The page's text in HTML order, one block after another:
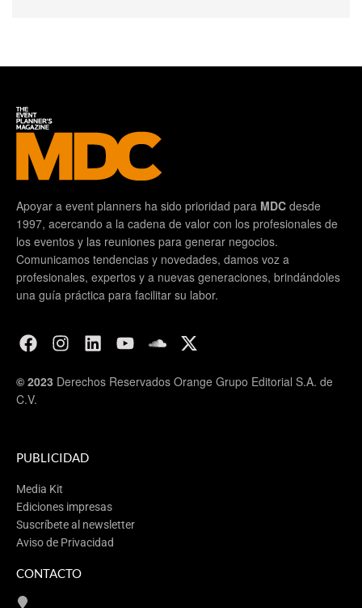
Apoyar a event planners ha sido prioridad para MDC desde
1997, acercando a la cadena de valor con los profesionales de
los eventos y las reuniones para generar negocios.
Comunicamos tendencias y novedades, damos voz a
profesionales, expertos y a nuevas generaciones, brindándoles
una guía práctica para facilitar su labor.
© 2023 Derechos Reservados Orange Grupo Editorial S.A. de
C.V.
PUBLICIDAD
Media Kit
Ediciones impresas
Suscríbete al newsletter
Aviso de Privacidad
CONTACTO